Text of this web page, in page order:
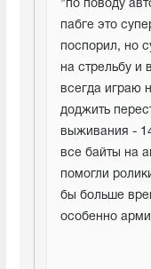
"по поводу
пабге это
поспорил, но
на стрельбу и
всегда играю
доджить
выживания -
все байты на
помогли
бы больше
особенно